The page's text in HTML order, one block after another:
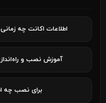
اطلاعات اکانت چه زمانی
آموزش نصب و
برای نصب چه